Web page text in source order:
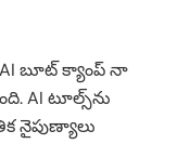
బూట్ క్యాంప్‌ నా
AI టూల్స్‌ను
నైపుణ్యాలు